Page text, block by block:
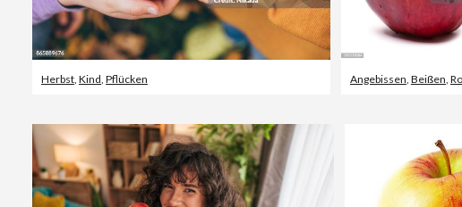
Herbst, Kind, Pflücken Angebissen, Beißen,